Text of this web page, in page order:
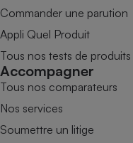
Commander une parution
Appli Quel Produit
Tous nos tests de produits
Accompagner
Tous nos comparateurs
Nos services
Soumettre un litige